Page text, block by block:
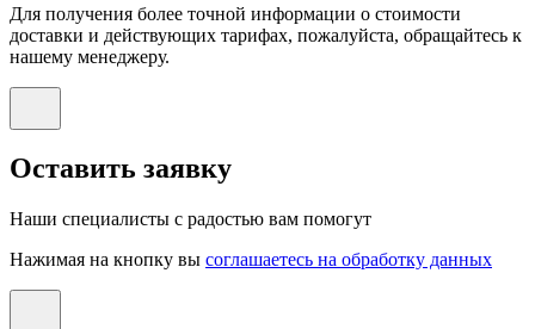
Для получения более точной информации о стоимости
доставки и действующих тарифах, пожалуйста, обращайтесь к
нашему менеджеру.
Оставить заявку
Наши специалисты с радостью вам помогут
Нажимая на кнопку вы соглашаетесь на обработку данных